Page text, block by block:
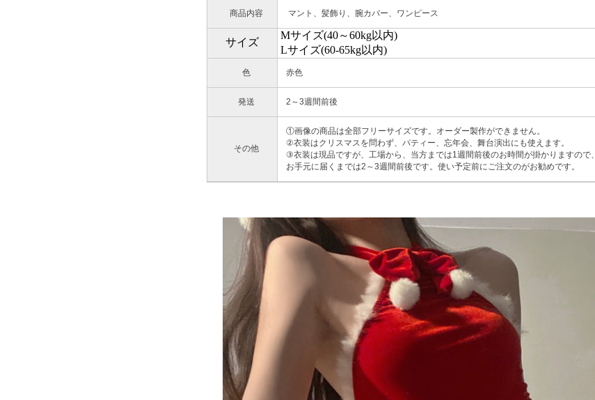
商品内容 マント、髪飾り、腕カバー、ワンピース
サイズ
Mサイズ(40～60kg以内)
Lサイズ(60-65kg以内)
色 赤色
発送 2～3週間前後
その他
①画像の商品は全部フリーサイズです。オーダー製作ができません。
②衣装はクリスマスを問わず、パティー、忘年会、舞台演出にも使えます。
③衣装は現品ですが、工場から、当方までは1週間前後のお時間が掛かりますので、
お手元に届くまでは2～3週間前後です。使い予定前にご注文のがお勧めです。